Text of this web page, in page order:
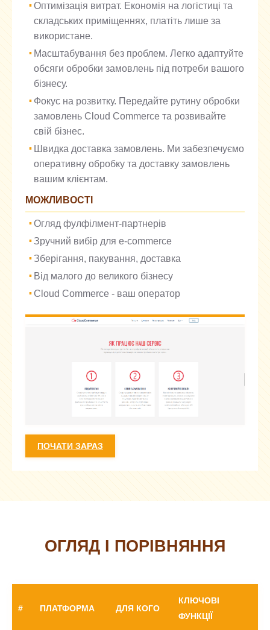
Оптимізація витрат. Економія на логістиці та
складських приміщеннях, платіть лише за
використане.
Масштабування без проблем. Легко адаптуйте
обсяги обробки замовлень під потреби вашого
бізнесу.
Фокус на розвитку. Передайте рутину обробки
замовлень Cloud Commerce та розвивайте
свій бізнес.
Швидка доставка замовлень. Ми забезпечуємо
оперативну обробку та доставку замовлень
вашим клієнтам.
МОЖЛИВОСТІ
Огляд фулфілмент-партнерів
Зручний вибір для e-commerce
Зберігання, пакування, доставка
Від малого до великого бізнесу
Cloud Commerce - ваш оператор
ПОЧАТИ ЗАРАЗ
ОГЛЯД І ПОРІВНЯННЯ
# ПЛАТФОРМА ДЛЯ КОГО
КЛЮЧОВІ
ФУНКЦІЇ